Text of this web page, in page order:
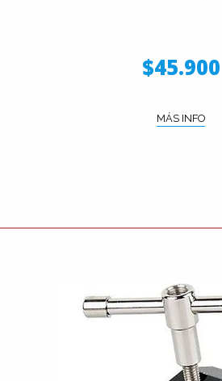
$45.900
MÁS INFO